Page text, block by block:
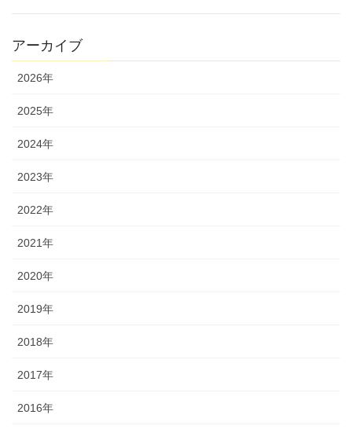
アーカイブ
2026年
2025年
2024年
2023年
2022年
2021年
2020年
2019年
2018年
2017年
2016年